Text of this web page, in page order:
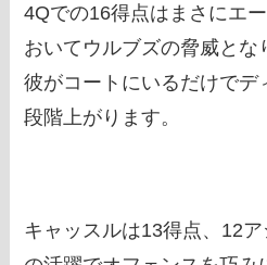
4Qでの16得点はまさにエ
おいてウルブズの脅威とな
彼がコートにいるだけでデ
段階上がります。
キャッスルは13得点、12